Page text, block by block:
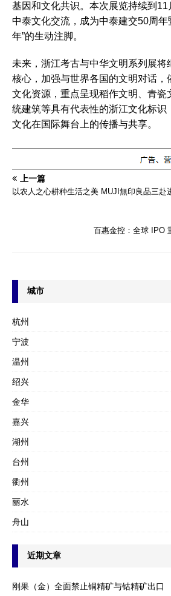
基因和文化共识。本次展览持续到
中泰文化交流，成为中泰建交50周年
年”的生动注脚。
未来，浙江考古与中华文明系列展将
核心，加强与世界各国的文明对话，
文化资源，重点呈现稻作文明、青瓷
统建筑等具有代表性的浙江文化标识
文化在国际舞台上的传播与共享。
上一篇
以农人之心耕种生活之美 MUJI無印良品三赴
百惠金控：全球 IPO
城市
杭州
宁波
温州
绍兴
金华
嘉兴
湖州
台州
衢州
丽水
舟山
近期文章
刚果（金）全面禁止铜精矿与钴精矿出口